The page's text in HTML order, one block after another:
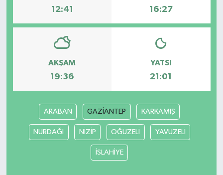
12:41 16:27
AKŞAM
19:36
YATSI
21:01
ARABAN GAZİANTEP KARKAMIŞ
NURDAĞI NİZİP OĞUZELİ YAVUZELİ
İSLAHİYE